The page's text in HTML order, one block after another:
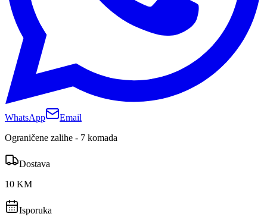
WhatsApp
Email
Ograničene zalihe - 7 komada
Dostava
10 KM
Isporuka